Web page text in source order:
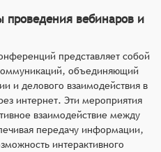
вебинаров и
представляет собой
объединяющий
и делового взаимодействия в
интернет. Эти мероприятия
взаимодействие между
передачу информации,
интерактивного